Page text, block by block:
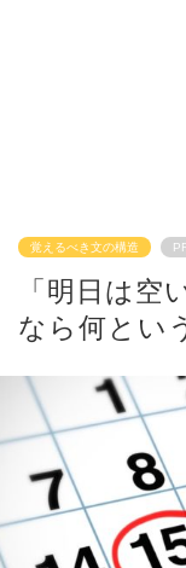
覚えるべき文の構造
「明日は
なら何とい